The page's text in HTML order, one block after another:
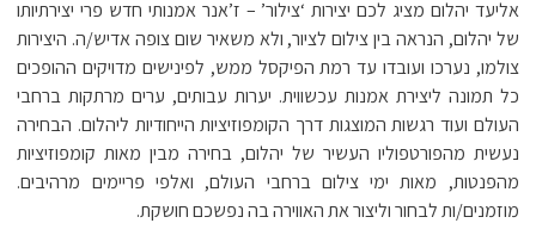
אליעד יהלום מציג לכם יצירות ‘צילור’ – ז’אנר אמנותי חדש פרי יצירתיותו
של יהלום, הנראה בין צילום לציור, ולא משאיר שום צופה אדיש/ה. היצירות
צולמו, נערכו ועובדו עד רמת הפיקסל ממש, לפינישים מדויקים ההופכים
כל תמונה ליצירת אמנות עכשווית. יערות עבותים, ערים מרתקות ברחבי
העולם ועוד רגשות המוצגות דרך הקומפוזיציות הייחודיות ליהלום. הבחירה
נעשית מהפורטפוליו העשיר של יהלום, בחירה מבין מאות קומפוזיציות
מהפנטות, מאות ימי צילום ברחבי העולם, ואלפי פריימים מרהיבים.
מוזמנים/ות לבחור וליצור את האווירה בה נפשכם חושקת.